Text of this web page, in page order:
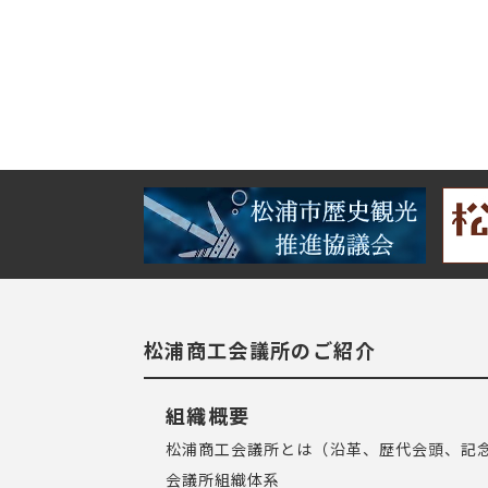
松浦商工会議所のご紹介
組織概要
松浦商工会議所とは（沿革、歴代会頭、記
会議所組織体系